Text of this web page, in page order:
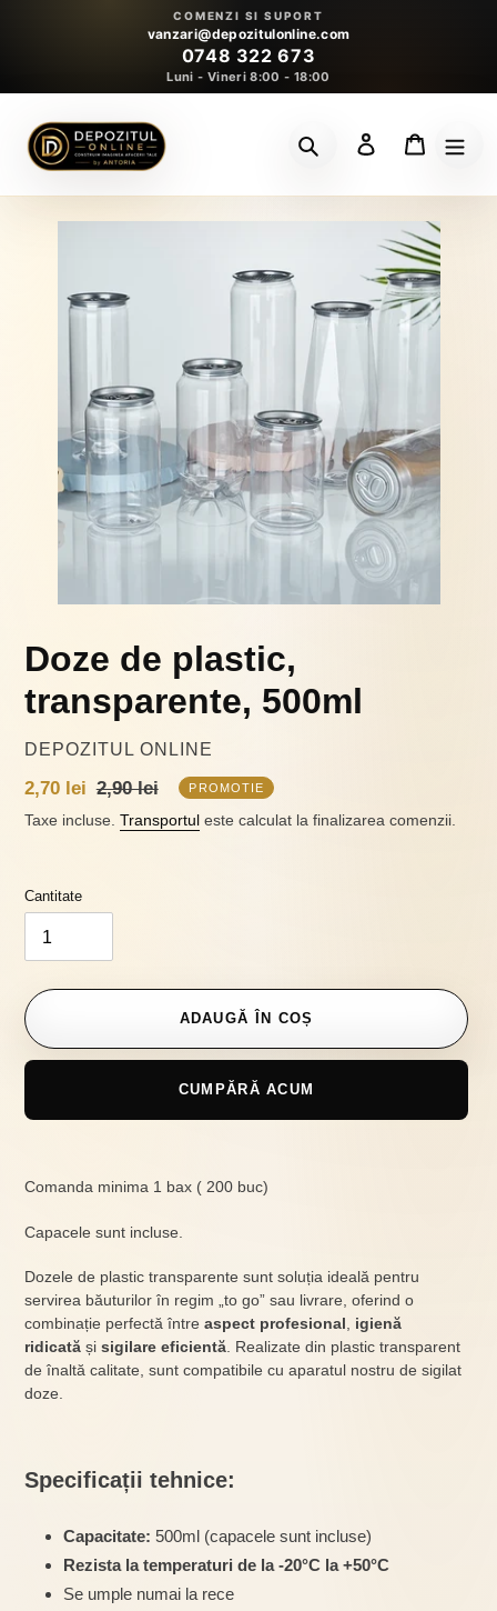
COMENZI SI SUPORT
vanzari@depozitulonline.com
0748 322 673
Luni - Vineri 8:00 - 18:00
Caută Conectează-te
Coș
Doze de plastic,
transparente, 500ml
VÂNZĂTOR
DEPOZITUL ONLINE
Preț
la
2,70 lei Preț
obișnuit
2,90 lei PROMOTIE
Taxe incluse. Transportul este calculat la finalizarea comenzii.
Cantitate
ADAUGĂ ÎN COȘ
CUMPĂRĂ ACUM
în
coș
Comanda minima 1 bax ( 200 buc)
Capacele sunt incluse.
Dozele de plastic transparente sunt soluția ideală pentru
servirea băuturilor în regim „to go” sau livrare, oferind o
combinație perfectă între aspect profesional, igienă
ridicată și sigilare eficientă. Realizate din plastic transparent
de înaltă calitate, sunt compatibile cu aparatul nostru de sigilat
doze.
Specificații tehnice:
Capacitate: 500ml (capacele sunt incluse)
Rezista la temperaturi de la -20°C la +50°C
Se umple numai la rece